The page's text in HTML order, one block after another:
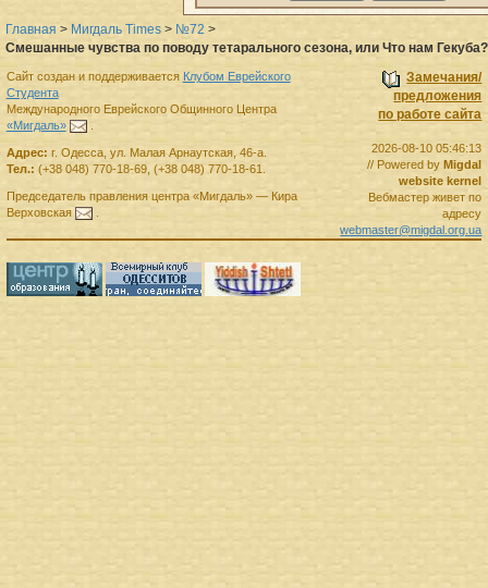
Главная > Мигдаль Times > №72 >
Смешанные чувства по поводу тетарального сезона, или Что нам Гекуба?
Замечания/
предложения
по работе сайта
2026-08-10 05:46:13
// Powered byMigdal
website kernel
Вебмастер живет по
адресу
webmaster@migdal.org.ua
Сайт создан и поддерживается Клубом Еврейского
Студента
Международного Еврейского Общинного Центра
«Мигдаль»
.
Адрес: г. Одесса, ул. Малая Арнаутская, 46-а.
Тел.: (+38 048) 770-18-69, (+38 048) 770-18-61
Председатель правленияцентра «Мигдаль»— Кира
Верховская
.